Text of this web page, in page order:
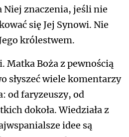
Niej znaczenia, jeśli nie
się Jej Synowi. Nie
królestwem.
Matka Boża z pewnością
słyszeć wiele komentarzy
od faryzeuszy, od
dokoła. Wiedziała z
idee są